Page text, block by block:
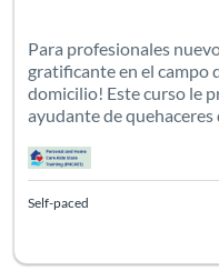
Para profesionales
gratificante en el campo
domicilio! Este curso le
ayudante de quehaceres
Self-paced